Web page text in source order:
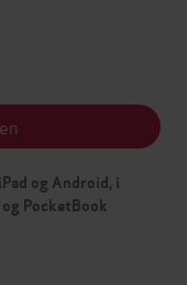
og Android, i
PocketBook